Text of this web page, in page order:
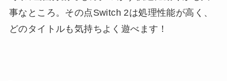
事なところ。その点Switch 2は処理性能が高く、
どのタイトルも気持ちよく遊べます！